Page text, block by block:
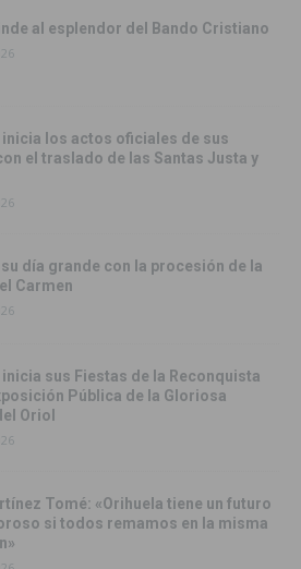
al esplendor del Bando Cristiano
inicia los actos oficiales de sus
el traslado de las Santas Justa y
su día grande con la procesión de la
Carmen
inicia sus Fiestas de la Reconquista
Pública de la Gloriosa
Oriol
Tomé: «Orihuela tiene un futuro
si todos remamos en la misma